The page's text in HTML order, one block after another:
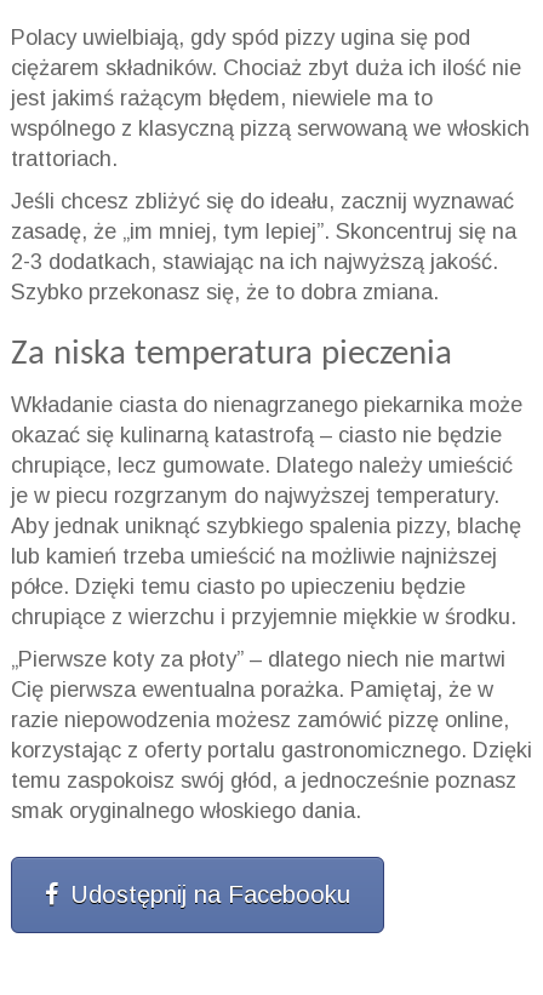
Polacy uwielbiają, gdy spód pizzy ugina się pod
ciężarem składników. Chociaż zbyt duża ich ilość nie
jest jakimś rażącym błędem, niewiele ma to
wspólnego z klasyczną pizzą serwowaną we włoskich
trattoriach.
Jeśli chcesz zbliżyć się do ideału, zacznij wyznawać
zasadę, że „im mniej, tym lepiej”. Skoncentruj się na
2-3 dodatkach, stawiając na ich najwyższą jakość.
Szybko przekonasz się, że to dobra zmiana.
Za niska temperatura pieczenia
Wkładanie ciasta do nienagrzanego piekarnika może
okazać się kulinarną katastrofą – ciasto nie będzie
chrupiące, lecz gumowate. Dlatego należy umieścić
je w piecu rozgrzanym do najwyższej temperatury.
Aby jednak uniknąć szybkiego spalenia pizzy, blachę
lub kamień trzeba umieścić na możliwie najniższej
półce. Dzięki temu ciasto po upieczeniu będzie
chrupiące z wierzchu i przyjemnie miękkie w środku.
„Pierwsze koty za płoty” – dlatego niech nie martwi
Cię pierwsza ewentualna porażka. Pamiętaj, że w
razie niepowodzenia możesz zamówić pizzę online,
korzystając z oferty portalu gastronomicznego. Dzięki
temu zaspokoisz swój głód, a jednocześnie poznasz
smak oryginalnego włoskiego dania.
Udostępnij na Facebooku